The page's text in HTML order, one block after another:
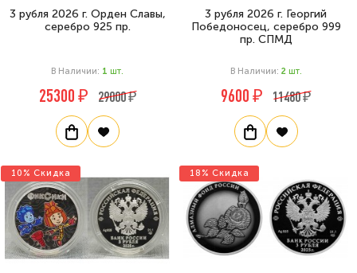
3 рубля 2026 г. Орден Славы,
серебро 925 пр.
В Наличии: 1 Шт.
25300 ₽ 29000 ₽
3 рубля 2026 г. Георгий
Победоносец, серебро 999
пр. СПМД
В Наличии: 2 Шт.
9600 ₽ 11480 ₽
10% Скидка 18% Скидка